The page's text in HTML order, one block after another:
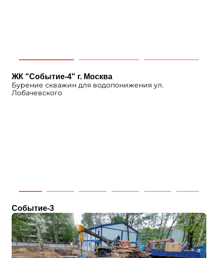
ЖК "Событие-4" г. Москва
Бурение скважин для водопонижения ул.
Лобачевского
Событие-3